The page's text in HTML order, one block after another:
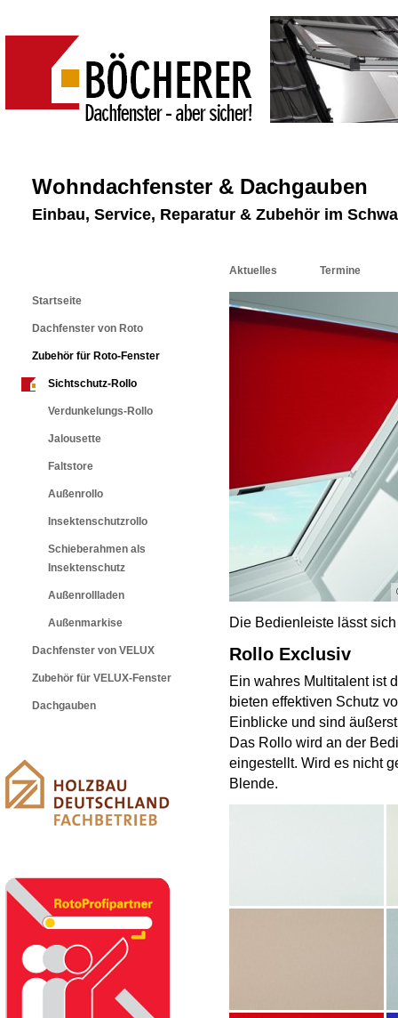
Wohndachfenster & Dachgauben
Einbau, Service, Reparatur & Zubehör im
Startseite
Dachfenster von Roto
Zubehör für Roto-Fenster
Sichtschutz-Rollo
Verdunkelungs-Rollo
Jalousette
Faltstore
Außenrollo
Insektenschutzrollo
Schieberahmen als
Insektenschutz
Außenrollladen
Außenmarkise
Dachfenster von VELUX
Zubehör für VELUX-Fenster
Dachgauben
Aktuelles Termine
Die Bedienleiste lässt
Rollo Exclusiv
Ein wahres Multitalent ist
bieten effektiven Schutz
Einblicke und sind
Das Rollo wird an der
eingestellt. Wird es nicht
Blende.